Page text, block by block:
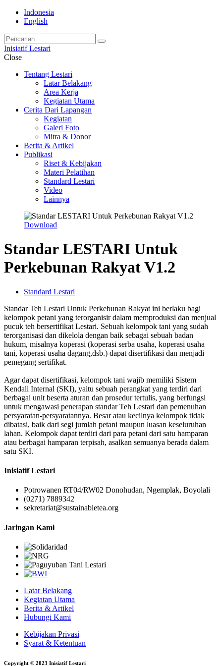
Indonesia
English
Inisiatif Lestari
Close
Tentang Lestari
Latar Belakang
Area Kerja
Kegiatan Utama
Cerita Dari Lapangan
Kegiatan
Galeri Foto
Mitra & Donor
Berita & Artikel
Publikasi
Riset & Kebijakan
Materi Pelatihan
Standard Lestari
Video
Lainnya
Download
Standar LESTARI Untuk
Perkebunan Rakyat V1.2
Standard Lestari
Standar Teh Lestari Untuk Perkebunan Rakyat ini berlaku bagi
kelompok petani yang terorganisir dalam memproduksi dan menjual
pucuk teh bersertifikat Lestari. Sebuah kelompok tani yang sudah
terorganisasi dan dikelola dengan baik sebagai sebuah badan
hukum, misalnya koperasi (koperasi serba usaha, koperasi usaha
tani, koperasi usaha dagang,dsb.) dapat disertifikasi dan menjadi
pemegang sertifikat.
Agar dapat disertifikasi, kelompok tani wajib memiliki Sistem
Kendali Internal (SKI), yaitu sebuah perangkat yang terdiri dari
berbagai unit beserta aturan dan prosedur tertulis, yang berfungsi
untuk mengawasi penerapan standar Teh Lestari dan pemenuhan
persyaratan-persyaratannya. Besar atau kecilnya kelompok tidak
dibatasi, baik dari segi jumlah petani maupun luasan keseluruhan
lahan. Kelompok dapat terdiri dari para petani dari satu hamparan
atau berbagai hamparan terpisah, asalkan semuanya berada dalam
satu SKI.
Inisiatif Lestari
Potrowanen RT04/RW02 Donohudan, Ngemplak, Boyolali
(0271) 7889342
sekretariat@sustainabletea.org
Jaringan Kami
Latar Belakang
Kegiatan Utama
Berita & Artikel
Hubungi Kami
Kebijakan Privasi
Syarat & Ketentuan
Copyright © 2023 Inisiatif Lestari